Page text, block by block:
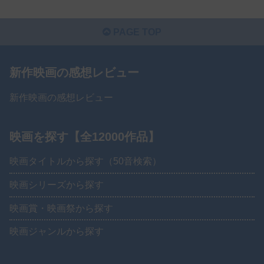
新作映画の感想レビュー
新作映画の感想レビュー
映画を探す【全12000作品】
映画タイトルから探す（50音検索）
映画シリーズから探す
映画賞・映画祭から探す
映画ジャンルから探す